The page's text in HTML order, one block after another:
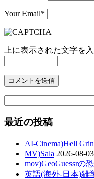
Your Email*
上に表示された文字を
最近の投稿
AI-Cinema)Hell
MV)Sala 2026-08-03
mov)GeoGuessrの
英語(海外-日本)雑